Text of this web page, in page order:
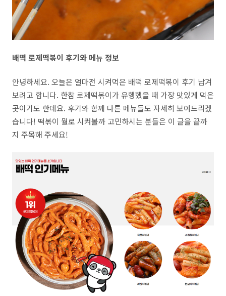
배떡 로제떡볶이 후기와 메뉴 정보
안녕하세요. 오늘은 얼마전 시켜먹은 배떡 로제떡볶이 후기 남겨
보려고 합니다. 한참 로제떡볶이가 유행했을 때 가장 맛있게 먹은
곳이기도 한데요. 후기와 함께 다른 메뉴들도 자세히 보여드리겠
습니다! 떡볶이 뭘로 시켜볼까 고민하시는 분들은 이 글을 끝까
지 주목해 주세요!